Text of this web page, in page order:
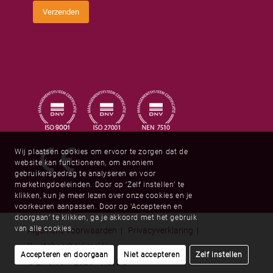
Verzenden
Algemene voorwaarden | Privacyverklaring |
Kwetsbaarheid melden
| DE
Wij plaatsen cookies om ervoor te zorgen dat de
website kan functioneren, om anoniem
gebruikersgedrag te analyseren en voor
marketingdoeleinden. Door op ‘Zelf instellen’ te
klikken, kun je meer lezen over onze cookies en je
voorkeuren aanpassen. Door op ‘Accepteren en
doorgaan’ te klikken, ga je akkoord met het gebruik
van alle cookies.
Accepteren en doorgaan Niet accepteren Zelf instellen